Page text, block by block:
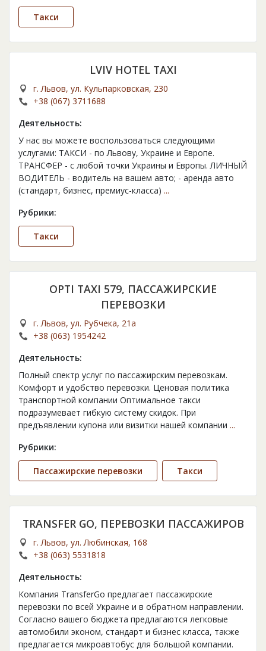
Такси
LVIV HOTEL TAXI
г. Львов, ул. Кульпарковская, 230
+38 (067) 3711688
Деятельность:
У нас вы можете воспользоваться следующими
услугами: ТАКСИ - по Львову, Украине и Европе.
ТРАНСФЕР - с любой точки Украины и Европы. ЛИЧНЫЙ
ВОДИТЕЛЬ - водитель на вашем авто; - аренда авто
(стандарт, бизнес, премиус-класса) ...
Рубрики:
Такси
OPTI TAXI 579, ПАССАЖИРСКИЕ
ПЕРЕВОЗКИ
г. Львов, ул. Рубчека, 21а
+38 (063) 1954242
Деятельность:
Полный спектр услуг по пассажирским перевозкам.
Комфорт и удобство перевозки. Ценовая политика
транспортной компании Оптимальное такси
подразумевает гибкую систему скидок. При
предъявлении купона или визитки нашей компании ...
Рубрики:
Пассажирские перевозки Такси
TRANSFER GO, ПЕРЕВОЗКИ ПАССАЖИРОВ
г. Львов, ул. Любинская, 168
+38 (063) 5531818
Деятельность:
Компания TransferGo предлагает пассажирские
перевозки по всей Украине и в обратном направлении.
Согласно вашего бюджета предлагаются легковые
автомобили эконом, стандарт и бизнес класса, также
предлагается микроавтобус для большой компании.